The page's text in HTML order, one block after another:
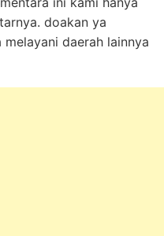
doakan ya
daerah lainnya